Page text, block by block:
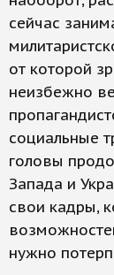
сейчас
от которой
неизбежно
социальные
головы
Запада и
свои кадры,
нужно